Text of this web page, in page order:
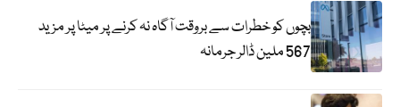
بچوں کو خطرات سے بروقت آگاہ نہ کرنے پر میٹا پر مزید
567 ملین ڈالر جرمانہ